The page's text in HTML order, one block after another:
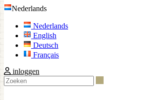
Nederlands
Nederlands
English
Deutsch
Français
inloggen